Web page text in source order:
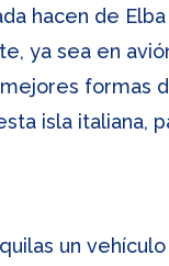
hacen de
ya sea en
isla italiana,
un